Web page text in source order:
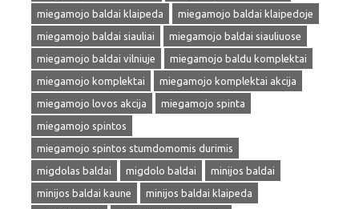
miegamojo baldai klaipeda
miegamojo baldai klaipedoje
miegamojo baldai siauliai
miegamojo baldai siauliuose
miegamojo baldai vilniuje
miegamojo baldu komplektai
miegamojo komplektai
miegamojo komplektai akcija
miegamojo lovos akcija
miegamojo spinta
miegamojo spintos
miegamojo spintos stumdomomis durimis
migdolas baldai
migdolo baldai
minijos baldai
minijos baldai kaune
minijos baldai klaipeda